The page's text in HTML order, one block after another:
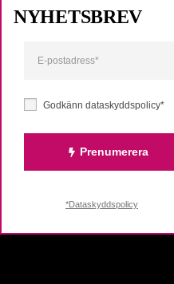
Godkänn dataskyddspolicy*
Prenumerera
NYHETSBREV
*Dataskyddspolicy